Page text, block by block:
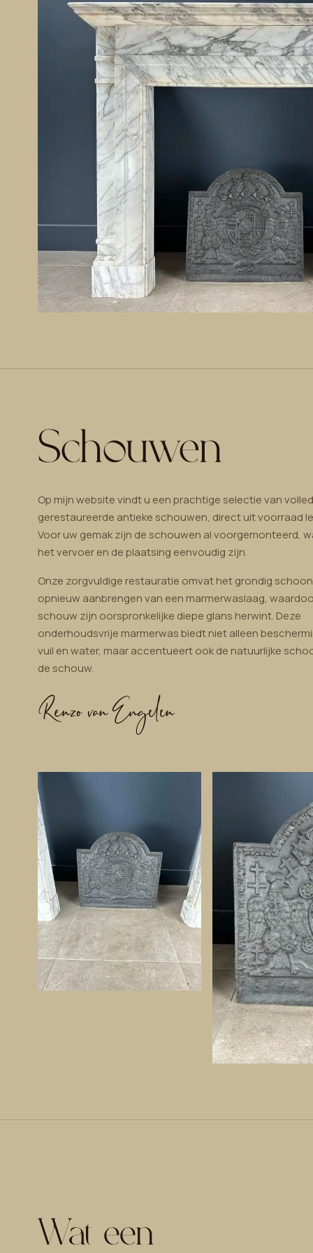
Schouwen
Op mijn website vindt u een prachtige selectie van
gerestaureerde antieke schouwen, direct uit voorraad
Voor uw gemak zijn de schouwen al voorgemonteerd,
het vervoer en de plaatsing eenvoudig zijn.
Onze zorgvuldige restauratie omvat het grondig
opnieuw aanbrengen van een marmerwaslaag,
schouw zijn oorspronkelijke diepe glans herwint. Deze
onderhoudsvrije marmerwas biedt niet alleen
vuil en water, maar accentueert ook de natuurlijke
de schouw.
Wat een